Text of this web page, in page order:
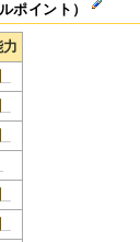
ポイント）